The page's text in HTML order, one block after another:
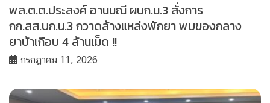
พล.ต.ต.ประสงค์ อานมณี ผบก.น.3 สั่งการ
กก.สส.บก.น.3 กวาดล้างแหล่งพักยา พบของกลาง
ยาบ้าเกือบ 4 ล้านเม็ด !!
กรกฎาคม 11, 2026